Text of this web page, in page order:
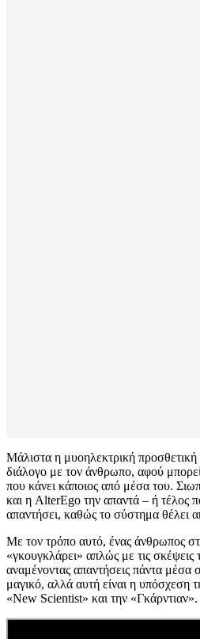
Μάλιστα η μυοηλεκτρική
διάλογο με τον άνθρωπο, αφού
που κάνει κάποιος από μέσα του.
και η AlterEgo την απαντά – ή τέλος
απαντήσει, καθώς το σύστημα θέλει
Με τον τρόπο αυτό, ένας άνθρωπος
«γκουγκλάρει» απλώς με τις σκέψεις
αναμένοντας απαντήσεις πάντα μέσα
μαγικό, αλλά αυτή είναι η
«New Scientist» και την «Γκάρντιαν».